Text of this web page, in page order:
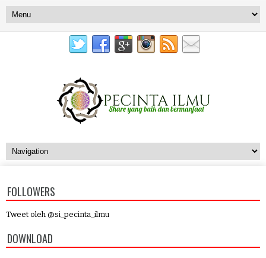
FOLLOWERS
Tweet oleh @si_pecinta_ilmu
DOWNLOAD